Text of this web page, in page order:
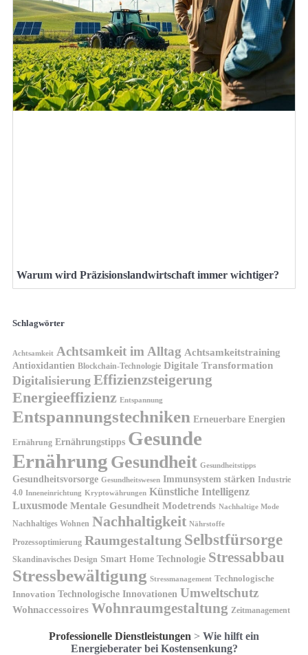
Warum wird Präzisionslandwirtschaft immer wichtiger?
Schlagwörter
Achtsamkeit Achtsamkeit im Alltag Achtsamkeitstraining
Antioxidantien Blockchain-Technologie Digitale Transformation
Digitalisierung Effizienzsteigerung
Energieeffizienz Entspannung
Entspannungstechniken Erneuerbare Energien
Ernährung Ernährungstipps Gesunde
Ernährung Gesundheit Gesundheitstipps
Gesundheitsvorsorge Gesundheitswesen Immunsystem stärken Industrie
4.0 Inneneinrichtung Kryptowährungen Künstliche Intelligenz
Luxusmode Mentale Gesundheit Modetrends Nachhaltige Mode
Nachhaltiges Wohnen Nachhaltigkeit Nährstoffe
Prozessoptimierung Raumgestaltung Selbstfürsorge
Skandinavisches Design Smart Home Technologie Stressabbau
Stressbewältigung Stressmanagement Technologische
Innovation Technologische Innovationen Umweltschutz
Wohnaccessoires Wohnraumgestaltung Zeitmanagement
Professionelle Dienstleistungen > Wie hilft ein
Energieberater bei Kostensenkung?